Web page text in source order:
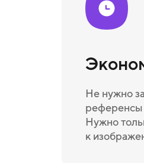
Не нужно
референсы
Нужно
к